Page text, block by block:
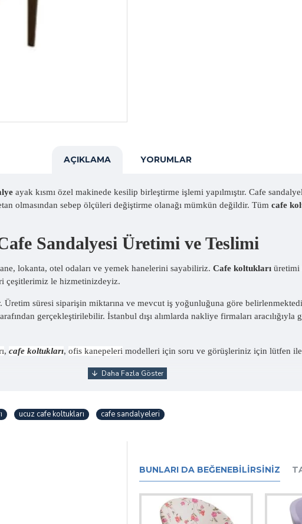
AÇIKLAMA YORUMLAR
ayak kısmı özel makinede kesilip birleştirme işlemi yapılmıştır. Cafe
olmasından sebep ölçüleri değiştirme olanağı mümkün değildir. Tüm cafe
Sandalyesi Üretimi ve Teslimi
lokanta, otel odaları ve yemek hanelerini sayabiliriz. Cafe koltukları üretimi
çeşitlerimiz le hizmetinizdeyiz.
Üretim süresi siparişin miktarına ve mevcut iş yoğunluğuna göre
gerçekleştirilebilir. İstanbul dışı alımlarda nakliye firmaları aracılığıyla
, cafe koltukları, ofis kanepeleri modelleri için soru ve görüşleriniz için lütfen
ucuz cafe koltukları cafe sandalyeleri
BUNLARI DA BEĞENEBILIRSINIZ